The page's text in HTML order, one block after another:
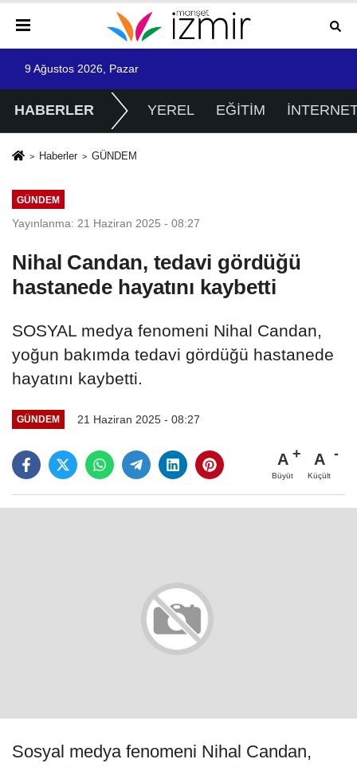
9 Ağustos 2026, Pazar
HABERLER YEREL EĞİTİM
Haberler GÜNDEM
GÜNDEM
Yayınlanma: 21 Haziran 2025 - 08:27
Nihal Candan, tedavi gördüğü
hastanede hayatını kaybetti
SOSYAL medya fenomeni Nihal Candan,
yoğun bakımda tedavi gördüğü hastanede
hayatını kaybetti.
GÜNDEM 21 Haziran 2025 - 08:27
A
Büyüt
A
Küçült
Sosyal medya fenomeni Nihal Candan,